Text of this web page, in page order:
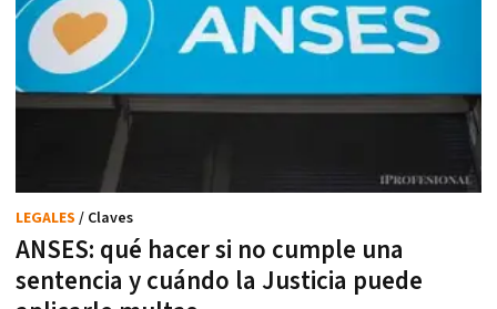
ANSES: qué hacer si no cumple una
sentencia y cuándo la Justicia puede
LEGALES / Claves